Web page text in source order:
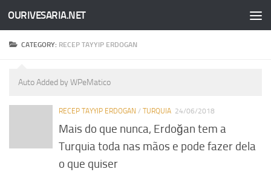
Skip to content
OURIVESARIA.NET
CATEGORY: RECEP TAYYIP ERDOGAN
Auto Added by WPeMatico
RECEP TAYYIP ERDOGAN / TURQUIA 24/06/2018
Mais do que nunca, Erdoğan tem a
Turquia toda nas mãos e pode fazer dela
o que quiser